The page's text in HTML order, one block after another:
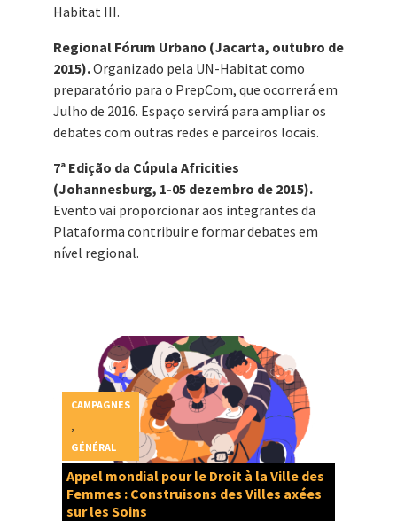
Habitat III.
Regional Fórum Urbano (Jacarta, outubro de
2015).Organizado pela UN-Habitat como
preparatório para o PrepCom, que ocorrerá em
Julho de 2016. Espaço servirá para ampliar os
debates com outras redes e parceiros locais.
7ª Edição da Cúpula Africities
(Johannesburg, 1-05 dezembro de 2015).
Evento vai proporcionar aos integrantes da
Plataforma contribuir e formar debates em
nível regional.
Appel mondial pour le Droit à la Ville des
Femmes : Construisons des Villes axées
sur les Soins
CAMPAGNES
GÉNÉRAL